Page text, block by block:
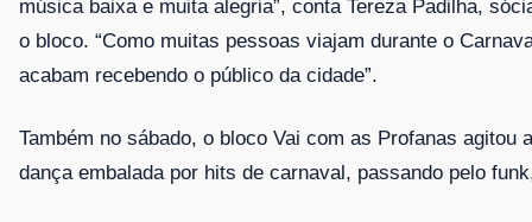
música baixa e muita alegria”, conta Tereza Padilha,
o bloco. “Como muitas pessoas viajam durante o
acabam recebendo o público da cidade”.
Também no sábado, o bloco Vai com as Profanas agitou
dança embalada por hits de carnaval, passando pelo